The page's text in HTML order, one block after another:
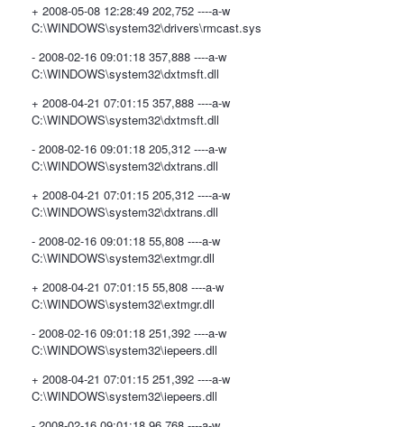
+ 2008-05-08 12:28:49 202,752 ----a-w
C:\WINDOWS\system32\drivers\rmcast.sys
- 2008-02-16 09:01:18 357,888 ----a-w
C:\WINDOWS\system32\dxtmsft.dll
+ 2008-04-21 07:01:15 357,888 ----a-w
C:\WINDOWS\system32\dxtmsft.dll
- 2008-02-16 09:01:18 205,312 ----a-w
C:\WINDOWS\system32\dxtrans.dll
+ 2008-04-21 07:01:15 205,312 ----a-w
C:\WINDOWS\system32\dxtrans.dll
- 2008-02-16 09:01:18 55,808 ----a-w
C:\WINDOWS\system32\extmgr.dll
+ 2008-04-21 07:01:15 55,808 ----a-w
C:\WINDOWS\system32\extmgr.dll
- 2008-02-16 09:01:18 251,392 ----a-w
C:\WINDOWS\system32\iepeers.dll
+ 2008-04-21 07:01:15 251,392 ----a-w
C:\WINDOWS\system32\iepeers.dll